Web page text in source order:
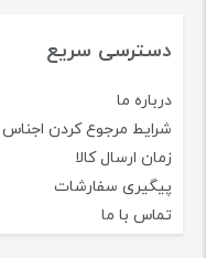
دسترسی سریع
درباره ما
شرایط مرجوع کردن اجناس
زمان ارسال کالا
پیگیری سفارشات
تماس با ما